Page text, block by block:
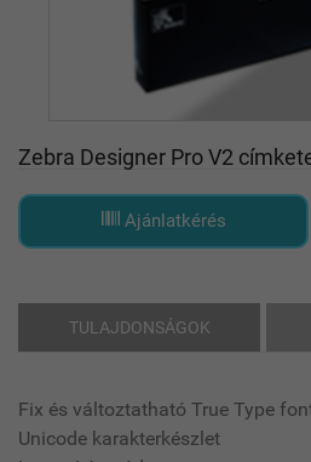
Zebra Designer Pro V2
Ajánlatkérés
TULAJDONSÁGOK
Fix és változtatható True Type
Unicode karakterkészlet